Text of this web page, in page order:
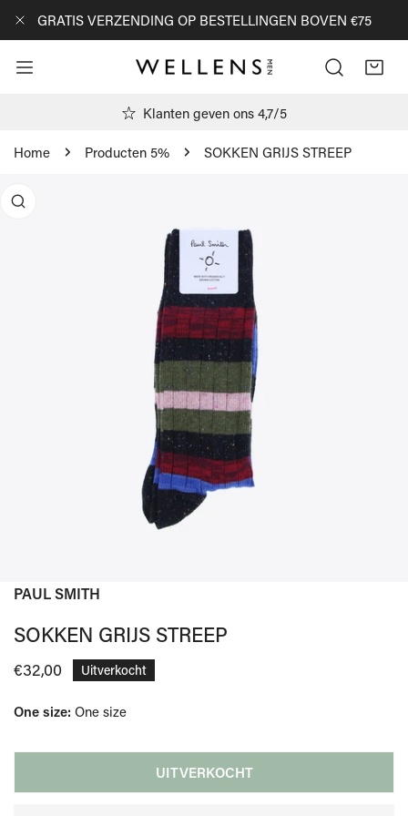
NAAR ARTIKEL
GRATIS VERZENDING OP BESTELLINGEN BOVEN €75
Klanten geven ons 4,7/5
Home Producten 5% SOKKEN GRIJS STREEP
OPEN MEDIA IN GALERIJWEERGAVE
PAUL SMITH
SOKKEN GRIJS STREEP
Normale
€32,00 Uitverkocht
One size: One size
UITVERKOCHT